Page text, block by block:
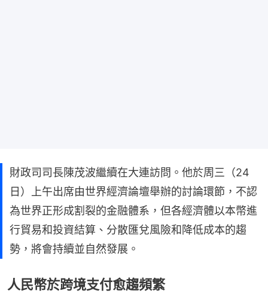
財政司司長陳茂波繼續在大連訪問。他於周三（24
日）上午出席由世界經濟論壇舉辦的討論環節，不認
為世界正形成割裂的金融體系，但各經濟體以本幣進
行貿易和投資結算、分散匯兌風險和降低成本的趨
勢，將會持續並自然發展。
人民幣於跨境支付愈趨頻繁